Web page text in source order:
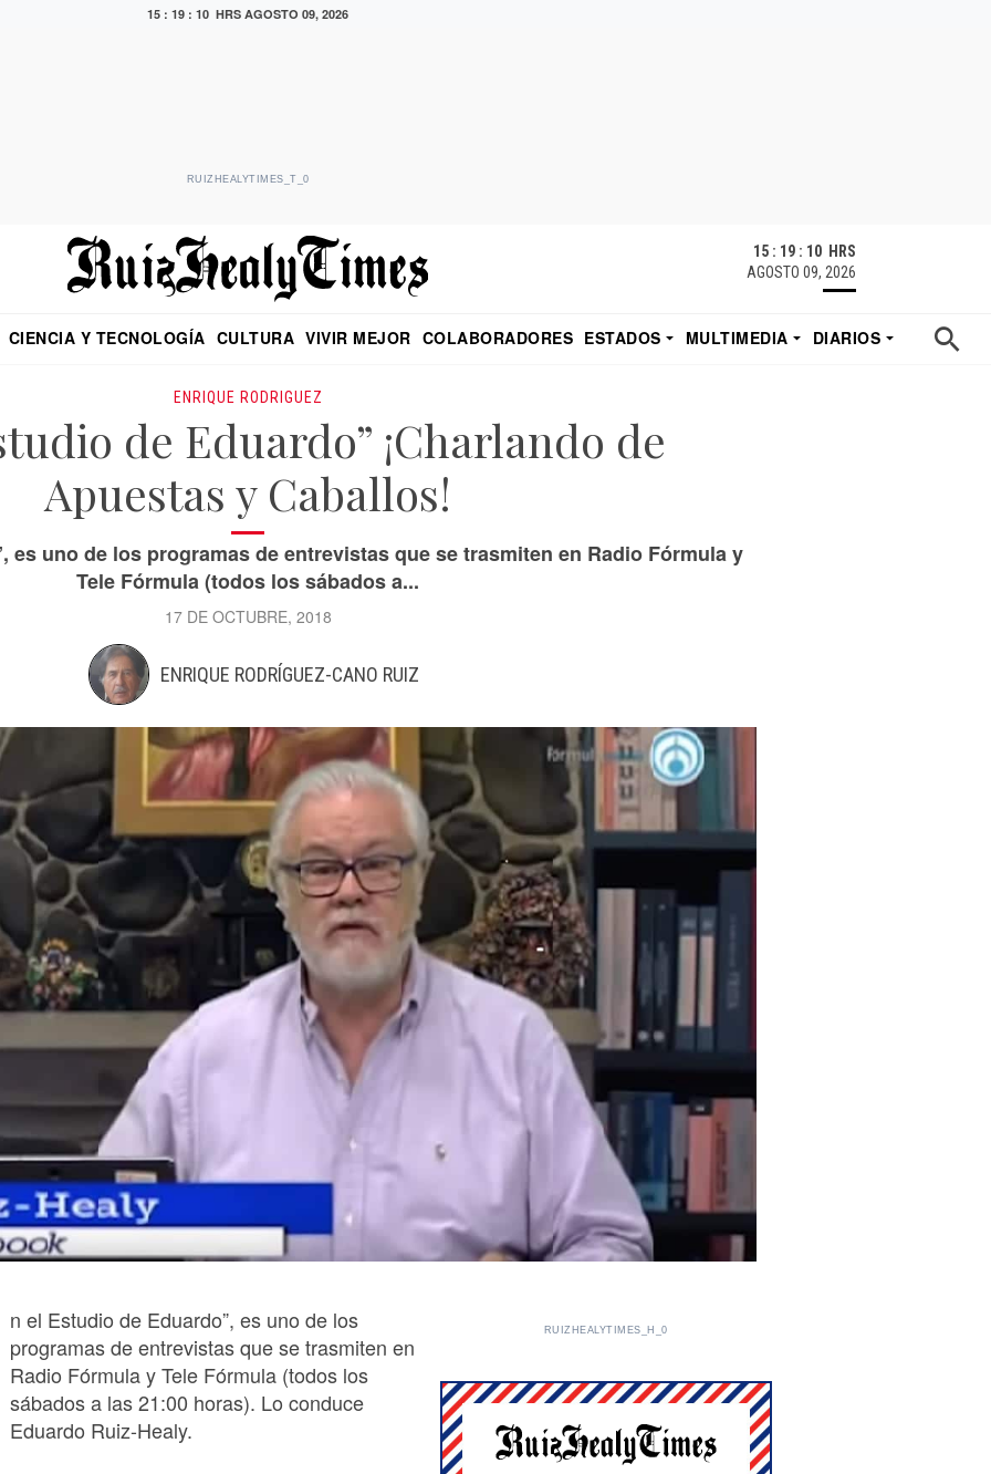
15 : 19 : 11 HRS AGOSTO 09, 2026
RUIZHEALYTIMES_T_0
15 : 19 : 11 HRS
AGOSTO 09, 2026
CIENCIA Y TECNOLOGÍA CULTURA VIVIR MEJOR COLABORADORES ESTADOS MULTIMEDIA
DIARIOS
ENRIQUE RODRIGUEZ
de Eduardo” ¡Charlando de
Apuestas y Caballos!
es uno de los programas de entrevistas que se trasmiten en Radio Fórmula y
Tele Fórmula (todos los sábados a...
17 DE OCTUBRE, 2018
ENRIQUE RODRÍGUEZ-CANO RUIZ
n el Estudio de Eduardo”, es uno de los
programas de entrevistas que se trasmiten en
Radio Fórmula y Tele Fórmula (todos los
sábados a las 21:00 horas). Lo conduce
Eduardo Ruiz-Healy.
RUIZHEALYTIMES_H_0